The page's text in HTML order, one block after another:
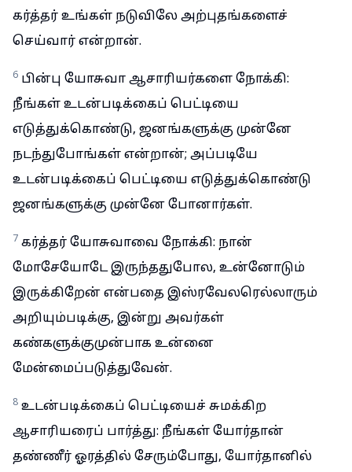
கர்த்தர் உங்கள் நடுவிலே அற்புதங்களைச்
செய்வார் என்றான்.
6 பின்பு யோசுவா ஆசாரியர்களை நோக்கி:
நீங்கள் உடன்படிக்கைப் பெட்டியை
எடுத்துக்கொண்டு, ஜனங்களுக்கு முன்னே
நடந்துபோங்கள் என்றான்; அப்படியே
உடன்படிக்கைப் பெட்டியை எடுத்துக்கொண்டு
ஜனங்களுக்கு முன்னே போனார்கள்.
7 கர்த்தர் யோசுவாவை நோக்கி: நான்
மோசேயோடே இருந்ததுபோல, உன்னோடும்
இருக்கிறேன் என்பதை இஸ்ரவேலரெல்லாரும்
அறியும்படிக்கு, இன்று அவர்கள்
கண்களுக்குமுன்பாக உன்னை
மேன்மைப்படுத்துவேன்.
8 உடன்படிக்கைப் பெட்டியைச் சுமக்கிற
ஆசாரியரைப் பார்த்து: நீங்கள் யோர்தான்
தண்ணீர் ஓரத்தில் சேரும்போது, யோர்தானில்